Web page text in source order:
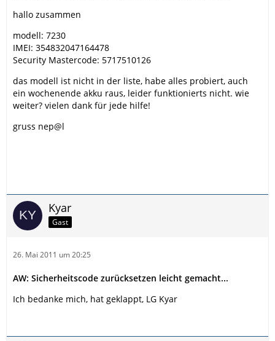
hallo zusammen
modell: 7230
IMEI: 354832047164478
Security Mastercode: 5717510126
das modell ist nicht in der liste, habe alles probiert, auch
ein wochenende akku raus, leider funktionierts nicht. wie
weiter? vielen dank für jede hilfe!
gruss nep@l
Kyar
Gast
26. Mai 2011 um 20:25
AW: Sicherheitscode zurücksetzen leicht gemacht...
Ich bedanke mich, hat geklappt, LG Kyar